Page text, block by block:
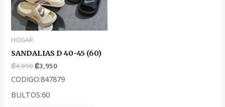
HOGAR
SANDALIAS D 40-45 (60)
₡4,950₡3,950
CODIGO:847879
BULTOS:60